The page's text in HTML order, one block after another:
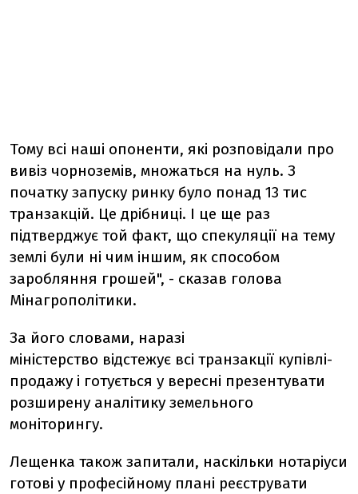
Тому всі наші опоненти, які розповідали про
вивіз чорноземів, множаться на нуль. З
початку запуску ринку було понад 13 тис
транзакцій. Це дрібниці. І це ще раз
підтверджує той факт, що спекуляції на тему
землі були ні чим іншим, як способом
заробляння грошей", - сказав голова
Мінагрополітики.
За його словами, наразі
міністерство відстежує всі транзакції купівлі-
продажу і готується у вересні презентувати
розширену аналітику земельного
моніторингу.
Лещенка також запитали, наскільки нотаріуси
готові у професійному плані реєструвати